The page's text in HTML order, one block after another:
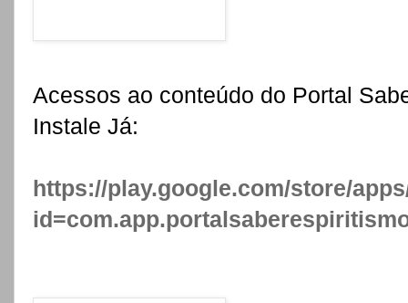
Acessos ao conteúdo do Portal
Instale Já:
https://play.google.com/store/